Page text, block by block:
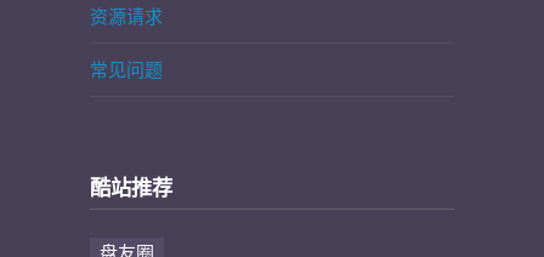
资源请求
常见问题
酷站推荐